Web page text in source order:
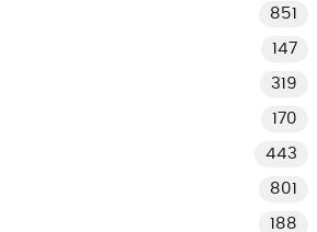
851
147
319
170
443
801
188